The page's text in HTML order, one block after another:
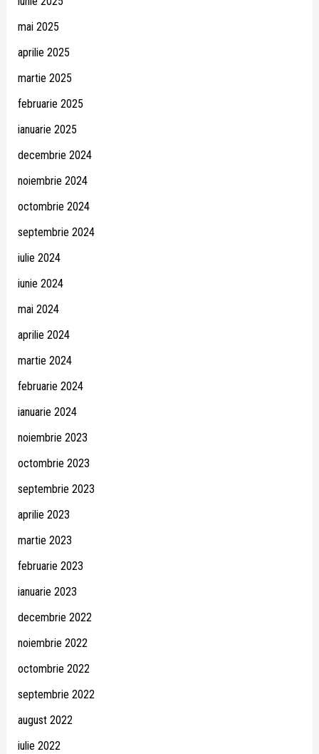
mai 2025
aprilie 2025
martie 2025
februarie 2025
ianuarie 2025
decembrie 2024
noiembrie 2024
octombrie 2024
septembrie 2024
iulie 2024
iunie 2024
mai 2024
aprilie 2024
martie 2024
februarie 2024
ianuarie 2024
noiembrie 2023
octombrie 2023
septembrie 2023
aprilie 2023
martie 2023
februarie 2023
ianuarie 2023
decembrie 2022
noiembrie 2022
octombrie 2022
septembrie 2022
august 2022
iulie 2022